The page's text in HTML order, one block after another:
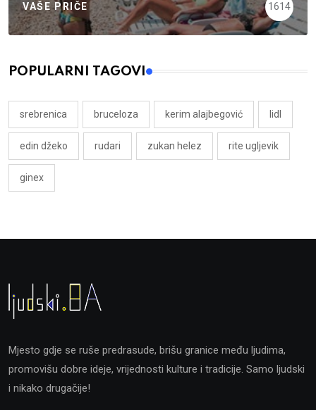
VAŠE PRIČE 1614
POPULARNI TAGOVI
srebrenica bruceloza kerim alajbegović lidl
edin džeko rudari zukan helez rite ugljevik
ginex
Mjesto gdje se ruše predrasude, brišu granice među ljudima,
promovišu dobre ideje, vrijednosti kulture i tradicije. Samo ljudski
i nikako drugačije!